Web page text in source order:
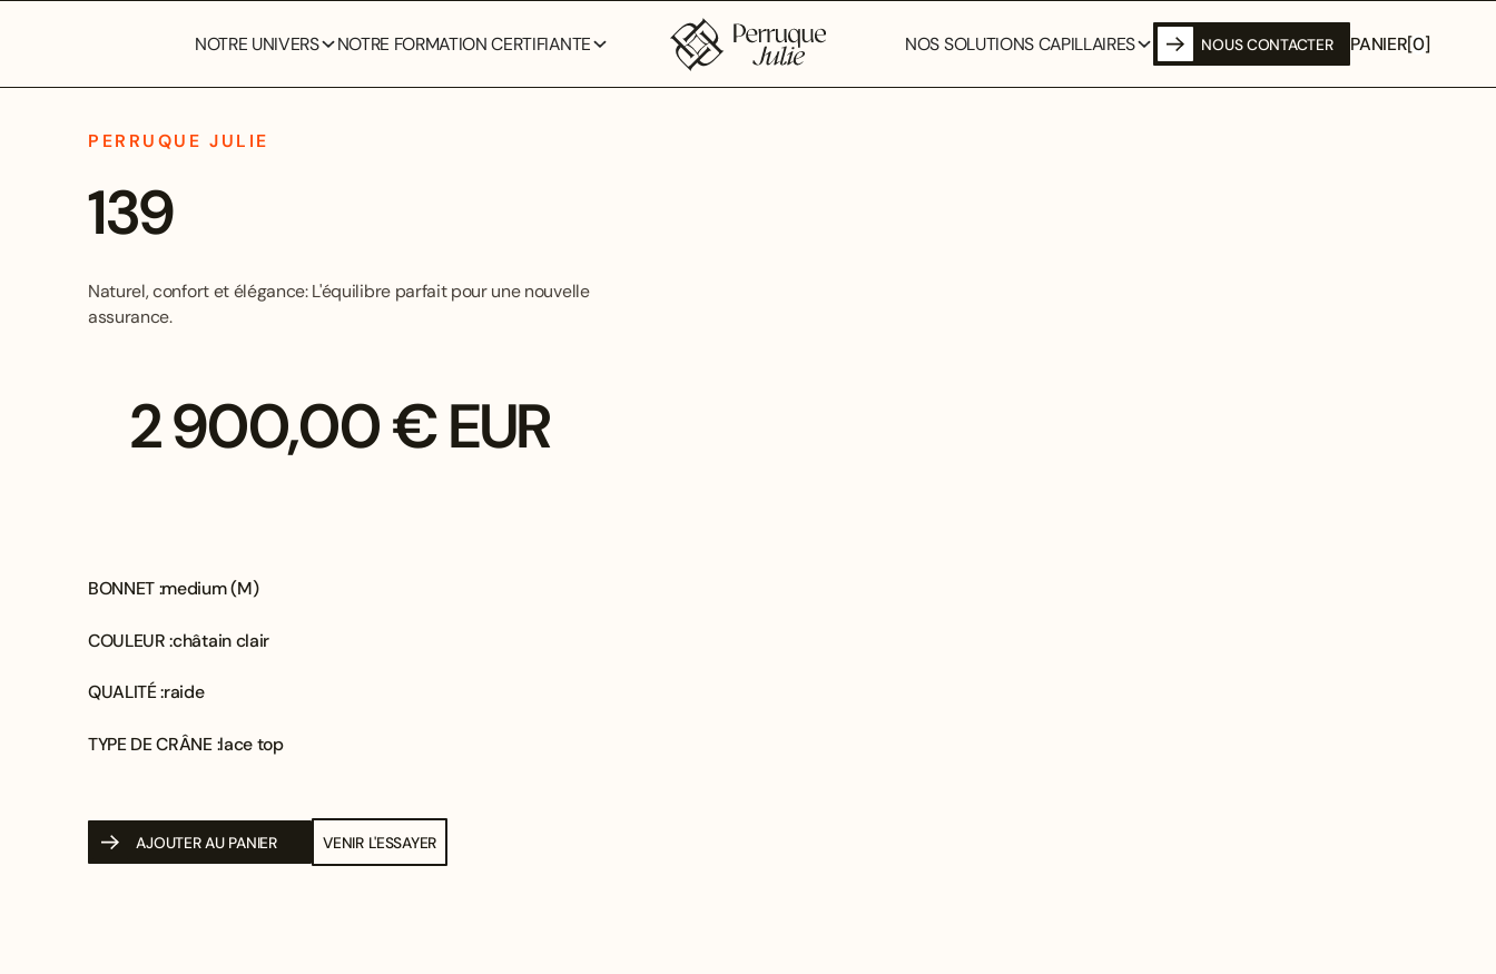
NOTRE UNIVERS NOTRE FORMATION CERTIFIANTE NOS SOLUTIONS CAPILLAIRES NOUS CONTACTER PANIER[0]
PERRUQUE JULIE
139
Naturel, confort et élégance: L'équilibre parfait pour une nouvelle
assurance.
2 900,00 € EUR
BONNET :medium (M)
COULEUR :châtain clair
QUALITÉ :raide
TYPE DE CRÂNE :lace top
AJOUTER AU PANIER VENIR L'ESSAYER